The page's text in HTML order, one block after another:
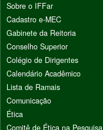
Sobre o IFFar
Cadastro e-MEC
Gabinete da Reitoria
Conselho Superior
Colégio de Dirigentes
Calendário Acadêmico
Lista de Ramais
Comunicação
Ética
Comitê de Ética na Pesquisa